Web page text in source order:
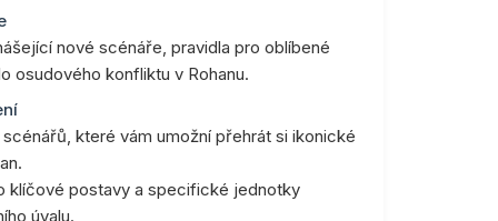
nové scénáře, pravidla pro oblíbené
osudového konfliktu v Rohanu.
které vám umožní přehrát si ikonické
klíčové postavy a specifické jednotky
úvalu.